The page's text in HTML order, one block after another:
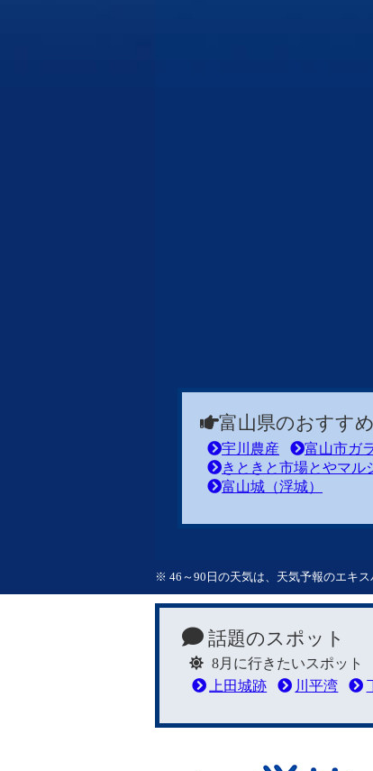
富山県のおすす
宇川農産 富山市ガ
きときと市場とやマル
富山城（浮城）
※ 46～90日の天気は、天気予報のエキ
話題のスポット
8月に行きたいスポット
上田城跡
川平湾